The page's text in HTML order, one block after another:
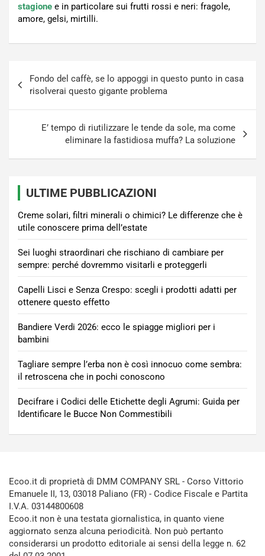
stagione e in particolare sui frutti rossi e neri: fragole,
amore, gelsi, mirtilli.
articoli
Fondo del caffè, se lo appoggi in questo punto in casa
risolverai questo gigante problema
E’ tempo di riutilizzare le tende da sole, ma come
eliminare la fastidiosa muffa? La soluzione
ULTIME PUBBLICAZIONI
Creme solari, filtri minerali o chimici? Le differenze che è
utile conoscere prima dell’estate
Sei luoghi straordinari che rischiano di cambiare per
sempre: perché dovremmo visitarli e proteggerli
Capelli Lisci e Senza Crespo: scegli i prodotti adatti per
ottenere questo effetto
Bandiere Verdi 2026: ecco le spiagge migliori per i
bambini
Tagliare sempre l’erba non è così innocuo come sembra:
il retroscena che in pochi conoscono
Decifrare i Codici delle Etichette degli Agrumi: Guida per
Identificare le Bucce Non Commestibili
Ecoo.it di proprietà di DMM COMPANY SRL - Corso Vittorio
Emanuele II, 13, 03018 Paliano (FR) - Codice Fiscale e Partita
I.V.A. 03144800608
Ecoo.it non è una testata giornalistica, in quanto viene
aggiornato senza alcuna periodicità. Non può pertanto
considerarsi un prodotto editoriale ai sensi della legge n. 62